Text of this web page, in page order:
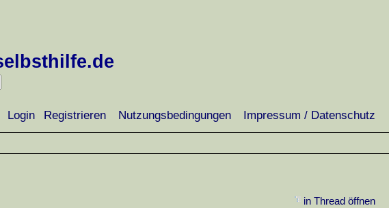
Login Registrieren Nutzungsbedingungen Impressum / Datenschutz
in Thread öffnen